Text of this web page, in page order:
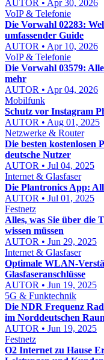
AUTOR • Apr 30, 2026
VoIP & Telefonie
Die Vorwahl 02283:
umfassender Guide
AUTOR • Apr 10, 2026
VoIP & Telefonie
Die Vorwahl 03579:
mehr
AUTOR • Apr 04, 2026
Mobilfunk
Schutz vor Instagram
AUTOR • Aug 01, 2025
Netzwerke & Router
Die besten kostenlosen
deutsche Nutzer
AUTOR • Jul 04, 2025
Internet & Glasfaser
Die Plantronics App:
AUTOR • Jul 01, 2025
Festnetz
Alles, was Sie über die
wissen müssen
AUTOR • Jun 29, 2025
Internet & Glasfaser
Optimale WLAN-
Glasfaseranschlüsse
AUTOR • Jun 19, 2025
5G & Funktechnik
Die NDR Frequenz
im Norddeutschen
AUTOR • Jun 19, 2025
Festnetz
O2 Internet zu Hause